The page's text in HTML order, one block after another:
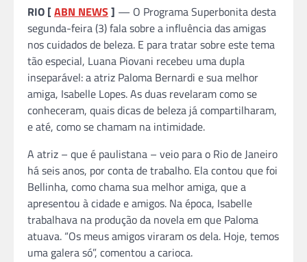
RIO [ABN NEWS ] — O Programa Superbonita desta
segunda-feira (3) fala sobre a influência das amigas
nos cuidados de beleza. E para tratar sobre este tema
tão especial, Luana Piovani recebeu uma dupla
inseparável: a atriz Paloma Bernardi e sua melhor
amiga, Isabelle Lopes. As duas revelaram como se
conheceram, quais dicas de beleza já compartilharam,
e até, como se chamam na intimidade.
A atriz – que é paulistana – veio para o Rio de Janeiro
há seis anos, por conta de trabalho. Ela contou que foi
Bellinha, como chama sua melhor amiga, que a
apresentou à cidade e amigos. Na época, Isabelle
trabalhava na produção da novela em que Paloma
atuava. “Os meus amigos viraram os dela. Hoje, temos
uma galera só”, comentou a carioca.